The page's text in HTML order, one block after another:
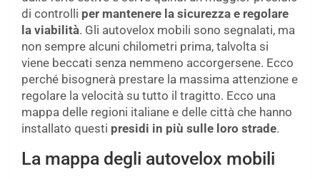
di controlli per mantenere la sicurezza e regolare
la viabilità. Gli autovelox mobili sono segnalati, ma
non sempre alcuni chilometri prima, talvolta si
viene beccati senza nemmeno accorgersene. Ecco
perché bisognerà prestare la massima attenzione e
regolare la velocità su tutto il tragitto. Ecco una
mappa delle regioni italiane e delle città che hanno
installato questi presidi in più sulle loro strade.
La mappa degli autovelox mobili